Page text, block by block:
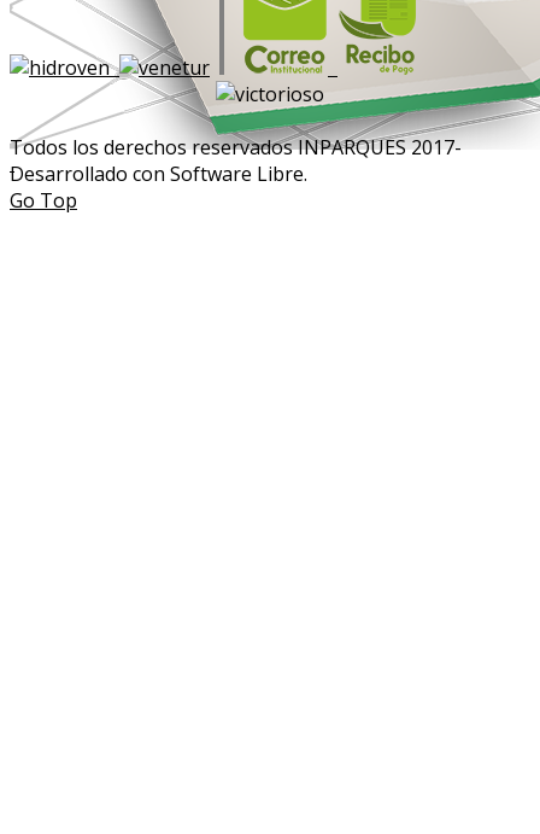
Todos los derechos reservados INPARQUES 2017-
Desarrollado con Software Libre.
Go Top